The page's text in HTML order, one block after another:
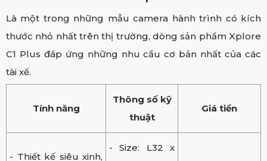
Là một trong những mẫu camera hành trình có kích
thước nhỏ nhất trên thị trường, dòng sản phẩm Xplore
C1 Plus đáp ứng những nhu cầu cơ bản nhất của các
tài xế.
Tính năng
Thông số kỹ
thuật
Giá tiền
- Thiết kế siêu xinh,
- Size: L32 x